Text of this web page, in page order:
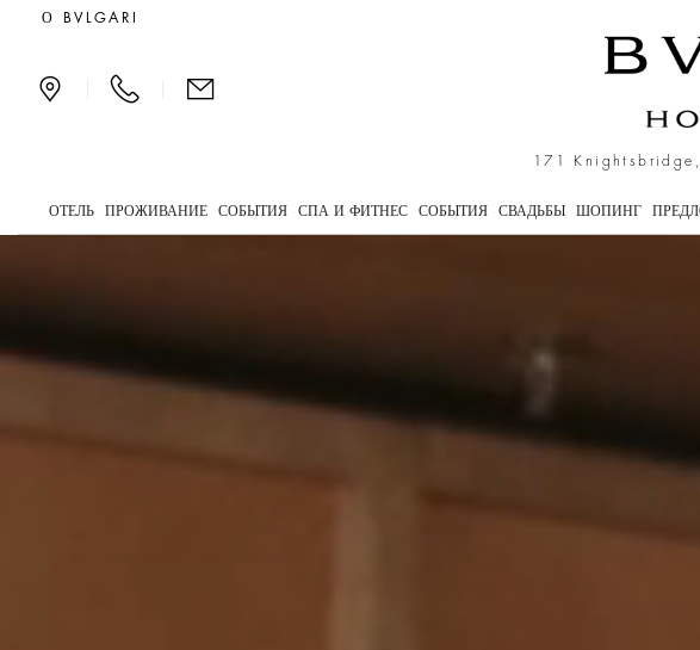
Один из лучших отелей
О BVLGARI
171
ОТЕЛЬ ПРОЖИВАНИЕ СОБЫТИЯ СПА И ФИТНЕС СОБЫТИЯ СВАДЬБЫ ШОПИНГ